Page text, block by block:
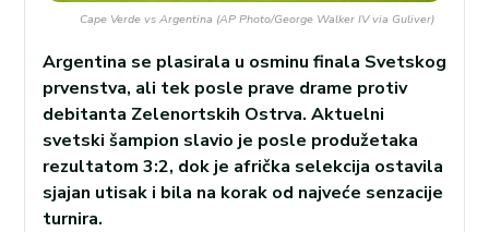
Cape Verde vs Argentina (AP Photo/George Walker IV via Guliver)
Argentina se plasirala u osminu finala Svetskog
prvenstva, ali tek posle prave drame protiv
debitanta Zelenortskih Ostrva. Aktuelni
svetski šampion slavio je posle produžetaka
rezultatom 3:2, dok je afrička selekcija ostavila
sjajan utisak i bila na korak od najveće senzacije
turnira.